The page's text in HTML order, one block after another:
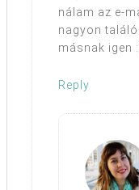
nálam az e-
nagyon
másnak igen
Reply